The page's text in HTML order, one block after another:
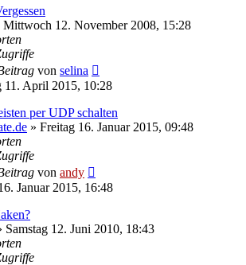
Mittwoch 12. November 2008, 15:28
von selina
11. April 2015, 10:28
per UDP schalten
» Freitag 16. Januar 2015, 09:48
von andy
Januar 2015, 16:48
Samstag 12. Juni 2010, 18:43